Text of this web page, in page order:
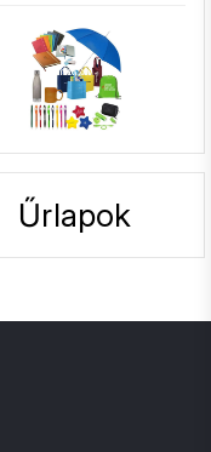
Űrlapok